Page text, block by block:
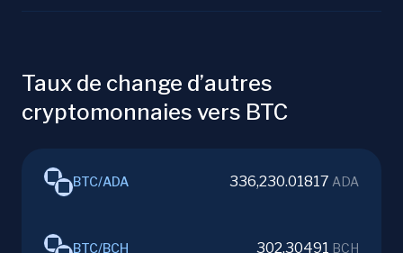
Taux de change d’autres
cryptomonnaies vers BTC
BTC/ADA 336,230.01817 ADA
BTC/BCH 302.30491 BCH